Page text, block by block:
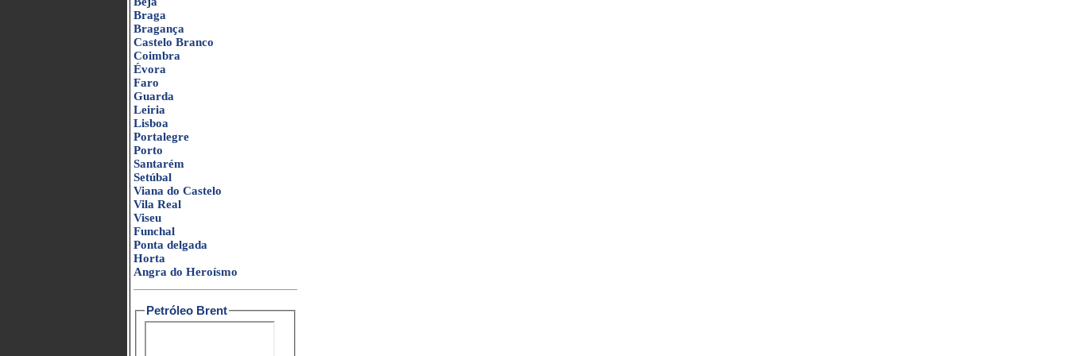
Braga
Bragança
Castelo Branco
Coimbra
Évora
Faro
Guarda
Leiria
Lisboa
Portalegre
Porto
Santarém
Setúbal
Viana do Castelo
Vila Real
Viseu
Funchal
Ponta delgada
Horta
Angra do Heroísmo
Petróleo Brent